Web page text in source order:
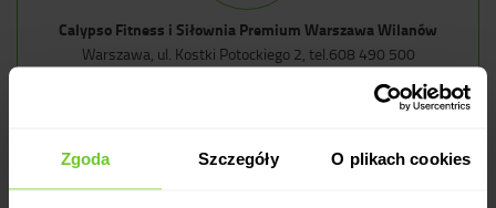
Zgoda Szczegóły O plikach cookies
Calypso Fitness i Siłownia Premium Warszawa Wilanów
Warszawa, ul. Kostki Potockiego 2, tel.608 490 500
Pokażna mapie